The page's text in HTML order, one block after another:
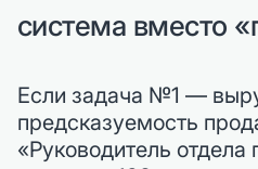
система вместо
Если задача №1 —
предсказуемость
«Руководитель